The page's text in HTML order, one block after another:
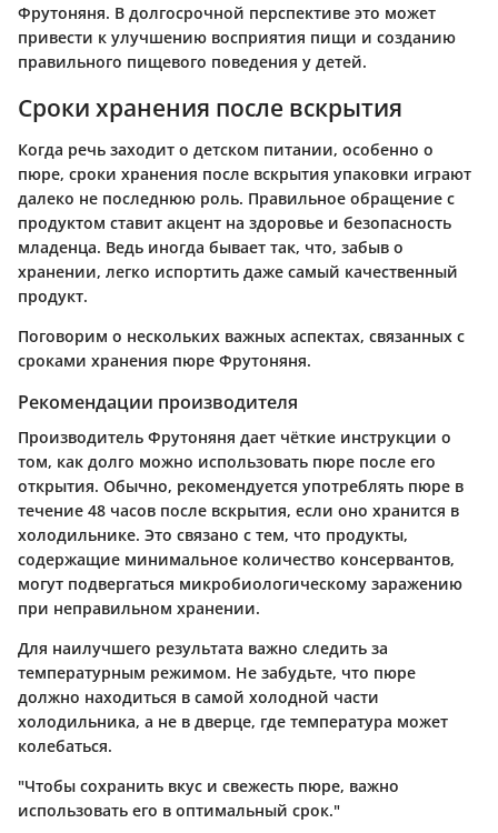
Фрутоняня. В долгосрочной перспективе это может
привести к улучшению восприятия пищи и созданию
правильного пищевого поведения у детей.
Сроки хранения после вскрытия
Когда речь заходит о детском питании, особенно о
пюре, сроки хранения после вскрытия упаковки играют
далеко не последнюю роль. Правильное обращение с
продуктом ставит акцент на здоровье и безопасность
младенца. Ведь иногда бывает так, что, забыв о
хранении, легко испортить даже самый качественный
продукт.
Поговорим о нескольких важных аспектах, связанных с
сроками хранения пюре Фрутоняня.
Рекомендации производителя
Производитель Фрутоняня дает чёткие инструкции о
том, как долго можно использовать пюре после его
открытия. Обычно, рекомендуется употреблять пюре в
течение 48 часов после вскрытия, если оно хранится в
холодильнике. Это связано с тем, что продукты,
содержащие минимальное количество консервантов,
могут подвергаться микробиологическому заражению
при неправильном хранении.
Для наилучшего результата важно следить за
температурным режимом. Не забудьте, что пюре
должно находиться в самой холодной части
холодильника, а не в дверце, где температура может
колебаться.
"Чтобы сохранить вкус и свежесть пюре, важно
использовать его в оптимальный срок."